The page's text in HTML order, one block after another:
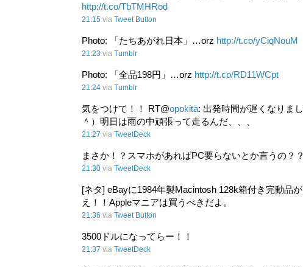
http://t.co/TbTMHRod
21:15 via Tweet Button
Photo: 「たちあがれ日本」…orz http://t.co/yCiqNouM
21:23 via Tumblr
Photo: 「全品198円」…orz http://t.co/RD11WCpt
21:24 via Tumblr
気をつけて！！ RT@opokita: 出発時間が遅くなりま
＾）明日は雨の中頑張って走るんだ、、、
21:27 via TweetDeck
まさか！？スマホがあればPC要らないとか言うの？
21:30 via TweetDeck
[ネタ] eBayに1984年製Macintosh 128k箱付き完動品
え！！Appleマニアは買うべきだよ。
21:36 via Tweet Button
3500ドルになってらー！！
21:37 via TweetDeck